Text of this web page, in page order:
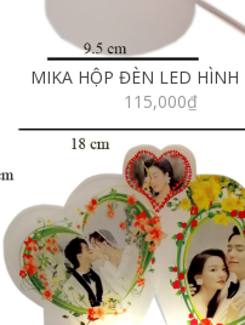
MIKA HỘP ĐÈN LED HÌNH
115,000₫